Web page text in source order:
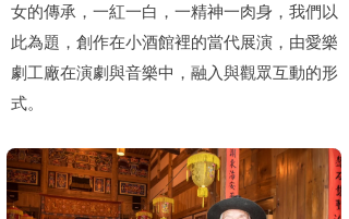
女的傳承，一紅一白，一精神一肉身，我們以
此為題，創作在小酒館裡的當代展演，由愛樂
劇工廠在演劇與音樂中，融入與觀眾互動的形
式。